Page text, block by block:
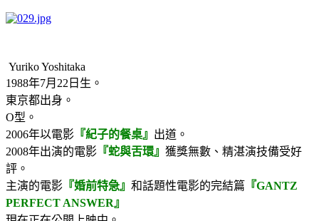
Yuriko Yoshitaka
1988年7月22日生。
東京都出身。
O型。
2006年以電影 『紀子的餐桌』 出道。
2008年出演的電影 『蛇與舌環』 獲獎無數、精湛演技備受好
評。
主演的電影 『婚前特急』 和話題性電影的完結篇 『GANTZ
PERFECT ANSWER』